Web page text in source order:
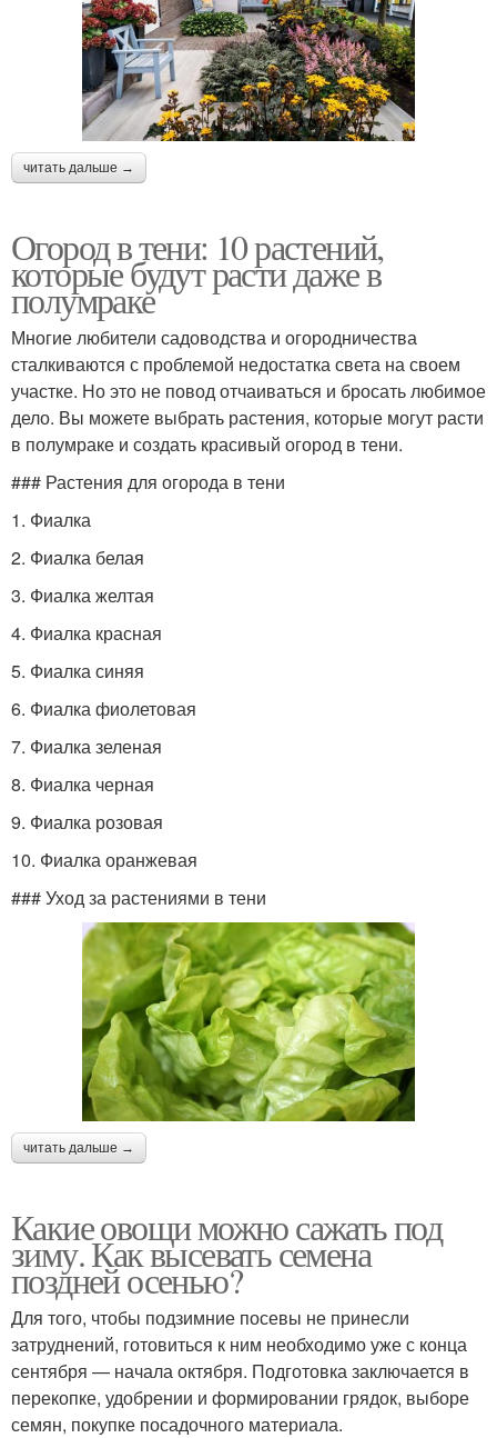
читать дальше →
Огород в тени: 10 растений,
которые будут расти даже в
полумраке
Многие любители садоводства и огородничества
сталкиваются с проблемой недостатка света на своем
участке. Но это не повод отчаиваться и бросать любимое
дело. Вы можете выбрать растения, которые могут расти
в полумраке и создать красивый огород в тени.
### Растения для огорода в тени
1. Фиалка
2. Фиалка белая
3. Фиалка желтая
4. Фиалка красная
5. Фиалка синяя
6. Фиалка фиолетовая
7. Фиалка зеленая
8. Фиалка черная
9. Фиалка розовая
10. Фиалка оранжевая
### Уход за растениями в тени
читать дальше →
Какие овощи можно сажать под
зиму. Как высевать семена
поздней осенью?
Для того, чтобы подзимние посевы не принесли
затруднений, готовиться к ним необходимо уже с конца
сентября — начала октября. Подготовка заключается в
перекопке, удобрении и формировании грядок, выборе
семян, покупке посадочного материала.